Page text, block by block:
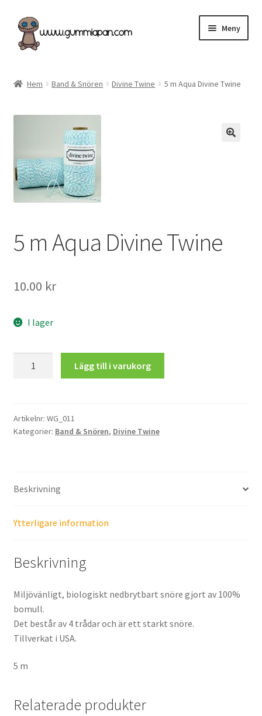
Hoppa
till
navigering
Hoppa
till
innehåll
Meny
Nyheter & Påfyllt!
Återförsäljare
Butiken
Angel Policy
Mitt konto
Hem Band & Snören Divine Twine 5 m Aqua Divine Twine
5 m Aqua Divine Twine
10.00 kr
I lager
Twine
mängd
Lägg till i varukorg
Artikelnr: WG_011
Kategorier: Band & Snören, Divine Twine
Beskrivning
Ytterligare information
Beskrivning
Miljövänligt, biologiskt nedbrytbart snöre gjort av 100%
bomull.
Det består av 4 trådar och är ett starkt snöre.
Tillverkat i USA.
5 m
Relaterade produkter